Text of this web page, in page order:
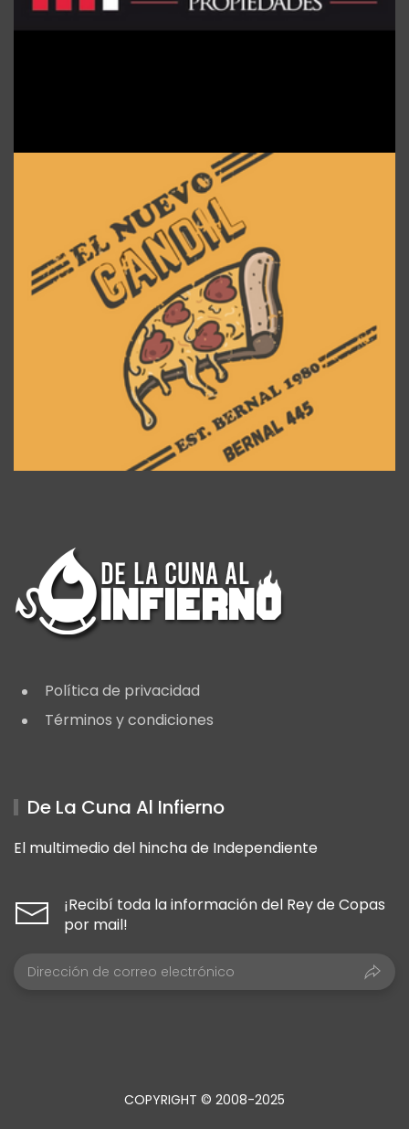
Política de privacidad
Términos y condiciones
De La Cuna Al Infierno
El multimedio del hincha de Independiente
¡Recibí toda la información del Rey de Copas
por mail!
COPYRIGHT © 2008-2025